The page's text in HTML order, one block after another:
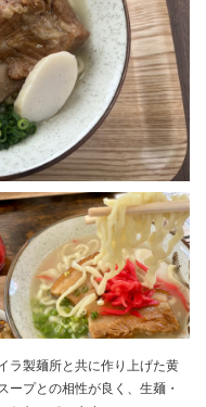
ラ製麺所と共に作り上げた黄
ープとの相性が良く、生麺・